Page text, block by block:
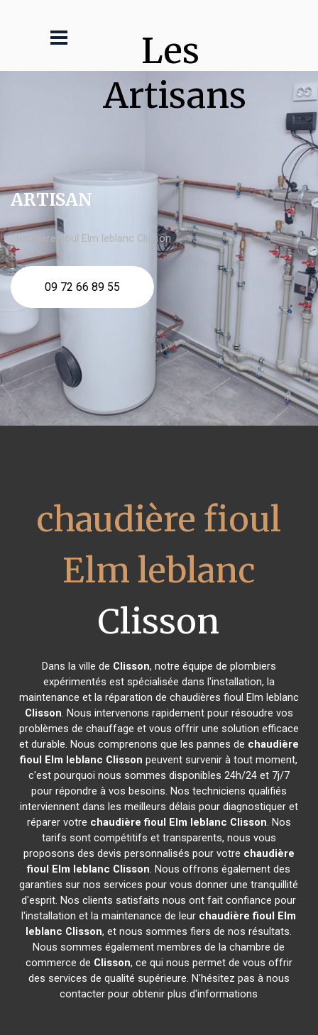
Les
Artisans
ARTISAN
chaudière fioul Elm leblanc Clisson
09 72 66 89 55
chaudière fioul
Elm leblanc
Clisson
Dans la ville de Clisson, notre équipe de plombiers
expérimentés est spécialisée dans l'installation, la
maintenance et la réparation de chaudières fioul Elm leblanc
Clisson. Nous intervenons rapidement pour résoudre vos
problèmes de chauffage et vous offrir une solution efficace
et durable. Nous comprenons que les pannes de chaudière
fioul Elm leblanc Clisson peuvent survenir à tout moment,
c'est pourquoi nous sommes disponibles 24h/24 et 7j/7
pour répondre à vos besoins. Nos techniciens qualifiés
interviennent dans les meilleurs délais pour diagnostiquer et
réparer votre chaudière fioul Elm leblanc Clisson. Nos
tarifs sont compétitifs et transparents, nous vous
proposons des devis personnalisés pour votre chaudière
fioul Elm leblanc Clisson. Nous offrons également des
garanties sur nos services pour vous donner une tranquillité
d'esprit. Nos clients satisfaits nous ont fait confiance pour
l'installation et la maintenance de leur chaudière fioul Elm
leblanc Clisson, et nous sommes fiers de nos résultats.
Nous sommes également membres de la chambre de
commerce de Clisson, ce qui nous permet de vous offrir
des services de qualité supérieure. N'hésitez pas à nous
contacter pour obtenir plus d'informations